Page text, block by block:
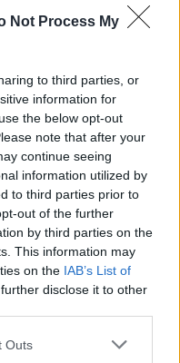
Not Process My
to third parties, or
information for
the below opt-out
note that after your
continue seeing
information utilized by
to third parties prior to
out of the further
by third parties on the
This information may
on the IAB’s List of
disclose it to other
one or more Google
Outs
Malmö
Scholarship
Svensk
Energi/
- Future
/ Royal
KTH-CSC
Institute of
(Stockholm/
Scholarship
STINT -